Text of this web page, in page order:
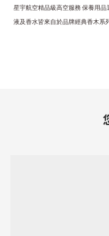
星宇航空精品級高空服務保養用品
液及香水皆來自於品牌經典香木系